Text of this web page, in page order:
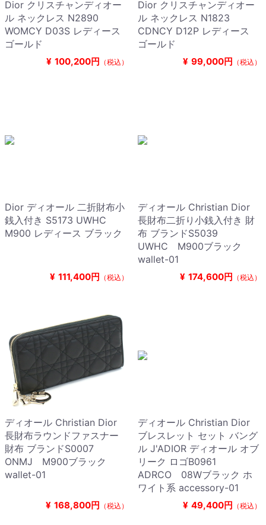
Dior クリスチャンディオー
ル ネックレス N2890
WOMCY D03S レディース
ゴールド
¥ 100,200円 （税込）
Dior クリスチャンディオー
ル ネックレス N1823
CDNCY D12P レディース
ゴールド
¥ 99,000円 （税込）
Dior ディオール 二折財布小
銭入付き S5173 UWHC
M900 レディース ブラック
¥ 111,400円 （税込）
ディオール Christian Dior
長財布二折り小銭入付き 財
布 ブランドS5039
UWHC M900ブラック
wallet-01
¥ 174,600円 （税込）
ディオール Christian Dior
長財布ラウンドファスナー
財布 ブランドS0007
ONMJ M900ブラック
wallet-01
¥ 168,800円 （税込）
ディオール Christian Dior
ブレスレット セット バング
ル J'ADIOR ディオール オブ
リーク ロゴB0961
ADRCO 08Wブラック ホ
ワイト系 accessory-01
¥ 49,400円 （税込）